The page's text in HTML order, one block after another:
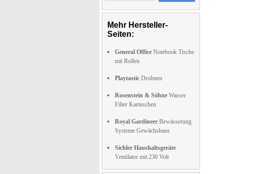
Mehr Hersteller-
Seiten:
General Office Notebook Tische
mit Rollen
Playtastic Drohnen
Rosenstein & Söhne Wasser
Filter Kartuschen
Royal Gardineer Bewässerung
Systeme Gewächshaus
Sichler Haushaltsgeräte
Ventilator mit 230 Volt